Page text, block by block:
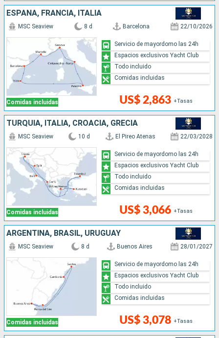
ESPAÑA, FRANCIA, ITALIA
Comidas incluidas
MSC Seaview 8 d Barcelona 22/10/2026
US$ 2,863 +Tasas
Servicio de mayordomo las 24h
Espacios exclusivos Yacht Club
Todo incluido
Comidas incluidas
TURQUÍA, ITALIA, CROACIA, GRECIA
Comidas incluidas
MSC Seaview 10 d El Pireo Atenas 22/03/2028
US$ 3,066 +Tasas
Servicio de mayordomo las 24h
Espacios exclusivos Yacht Club
Todo incluido
Comidas incluidas
ARGENTINA, BRASIL, URUGUAY
Comidas incluidas
MSC Seaview 8 d Buenos Aires 28/01/2027
US$ 3,078 +Tasas
Servicio de mayordomo las 24h
Espacios exclusivos Yacht Club
Todo incluido
Comidas incluidas